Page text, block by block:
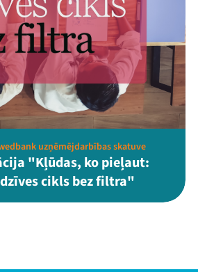
uzņēmējdarbības skatuve
"Kļūdas, ko pieļaut:
cikls bez filtra"